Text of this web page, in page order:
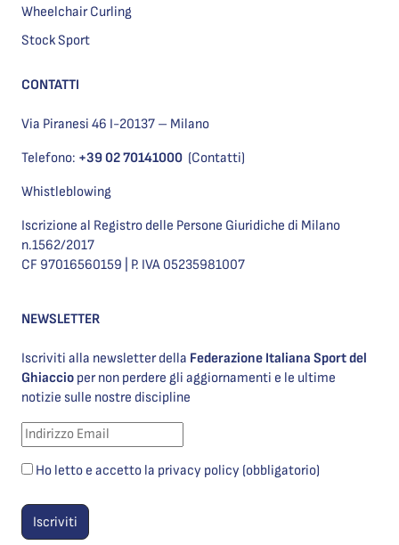
Wheelchair Curling
Stock Sport
CONTATTI
Via Piranesi 46 I-20137 – Milano
Telefono: +39 02 70141000 (Contatti)
Whistleblowing
Iscrizione al Registro delle Persone Giuridiche di Milano
n.1562/2017
CF 97016560159 | P. IVA 05235981007
NEWSLETTER
Iscriviti alla newsletter della Federazione Italiana Sport del
Ghiaccio per non perdere gli aggiornamenti e le ultime
notizie sulle nostre discipline
Ho letto e accetto la privacy policy (obbligatorio)